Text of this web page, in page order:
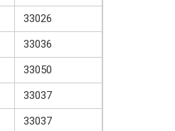
33026
33036
33050
33037
33037